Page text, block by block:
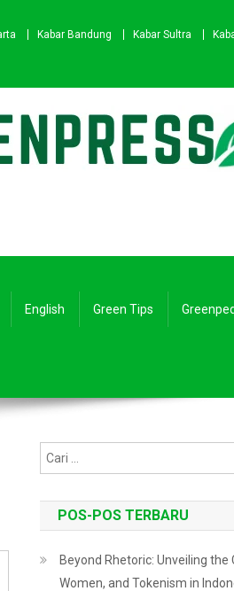
Kabar Bandung Kabar Sultra
English Green Tips
POS-POS TERBARU
Beyond Rhetoric: Unveiling the
Women, and Tokenism in